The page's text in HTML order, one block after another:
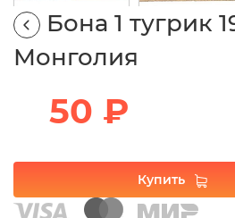
Бона 1 тугрик
Монголия
50 ₽
Купить